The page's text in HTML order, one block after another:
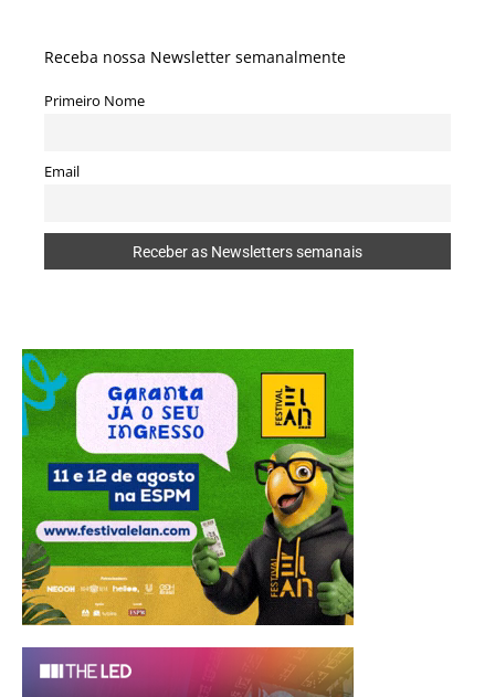
Receba nossa Newsletter semanalmente
Primeiro Nome
Email